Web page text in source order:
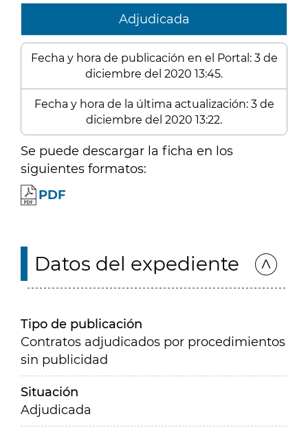
Adjudicada
Fecha y hora de publicación en el Portal: 3 de
diciembre del 2020 13:45.
Fecha y hora de la última actualización: 3 de
diciembre del 2020 13:22.
Se puede descargar la ficha en los
siguientes formatos:
PDF
Datos del expediente
Tipo de publicación
Contratos adjudicados por procedimientos
sin publicidad
Situación
Adjudicada